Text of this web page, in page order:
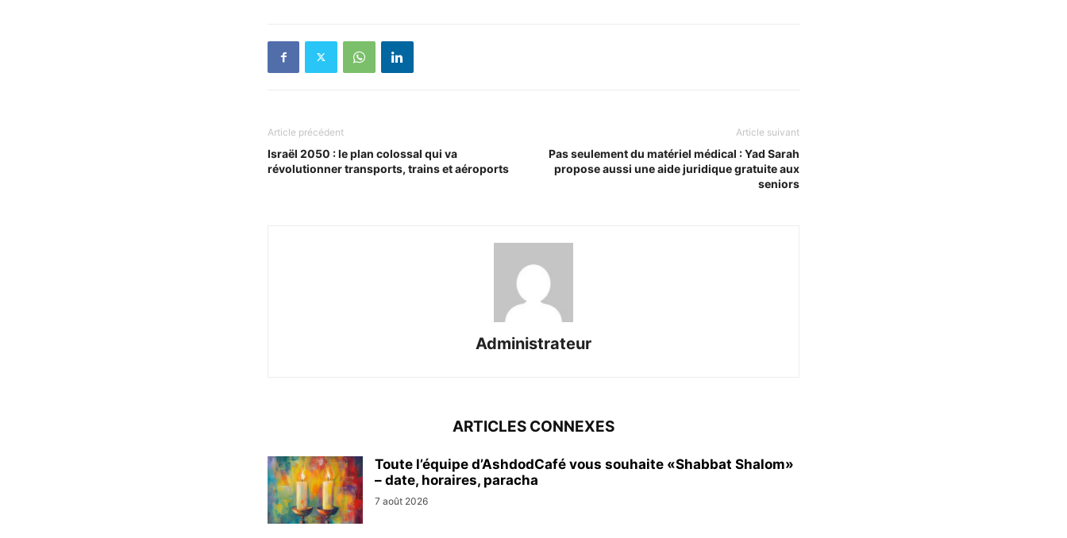
Article précédent
Israël 2050 : le plan colossal qui va
révolutionner transports, trains et aéroports
Article suivant
Pas seulement du matériel médical : Yad Sarah
propose aussi une aide juridique gratuite aux
seniors
Administrateur
ARTICLES CONNEXES
Toute l’équipe d’AshdodCafé vous souhaite «Shabbat Shalom»
– date, horaires, paracha
7 août 2026